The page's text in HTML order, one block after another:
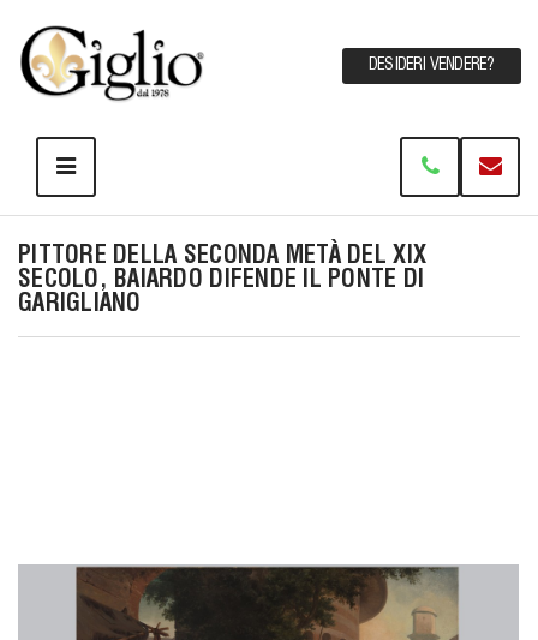
DESIDERI VENDERE?
PITTORE DELLA SECONDA METÀ DEL XIX
SECOLO, BAIARDO DIFENDE IL PONTE DI
GARIGLIANO